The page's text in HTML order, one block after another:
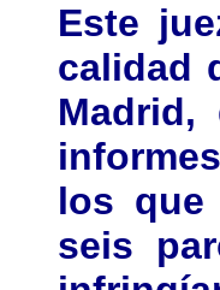
Este
calidad
los que
seis